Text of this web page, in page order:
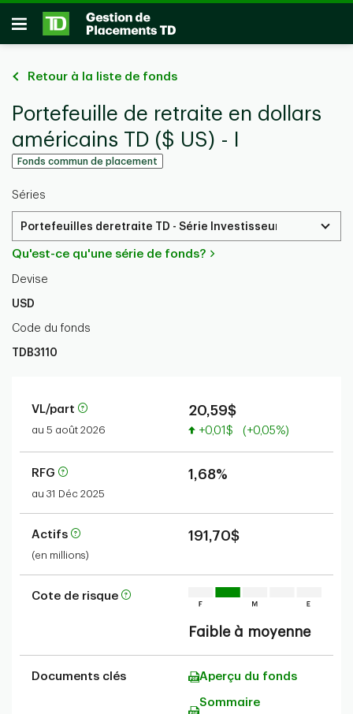
Passer au contenu principal
Ouvrir
Retour à la liste de fonds
Portefeuille de retraite en dollars
américains TD ($ US) - I
Fonds commun de placement
Séries
Portefeuilles deretraite TD - Série Investisseurs
Qu'est-ce qu'une série de fonds?
Devise
USD
Code du fonds
TDB3110
VL/part
au 5 août 2026
20,59$
Valeur accrue
+0,01$ (+0,05%)
RFG
au 31 Déc 2025
1,68%
Actifs
(en millions)
191,70$
Cote de risque
Faible à moyenne
Documents clés Aperçu du fonds
Sommaire